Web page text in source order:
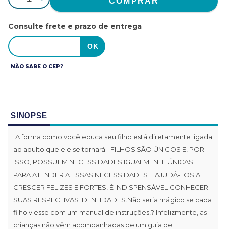
Consulte frete e prazo de entrega
NÃO SABE O CEP?
SINOPSE
"A forma como você educa seu filho está diretamente ligada
ao adulto que ele se tornará." FILHOS SÃO ÚNICOS E, POR
ISSO, POSSUEM NECESSIDADES IGUALMENTE ÚNICAS.
PARA ATENDER A ESSAS NECESSIDADES E AJUDÁ-LOS A
CRESCER FELIZES E FORTES, É INDISPENSÁVEL CONHECER
SUAS RESPECTIVAS IDENTIDADES.Não seria mágico se cada
filho viesse com um manual de instruções!? Infelizmente, as
crianças não vêm acompanhadas de um guia de